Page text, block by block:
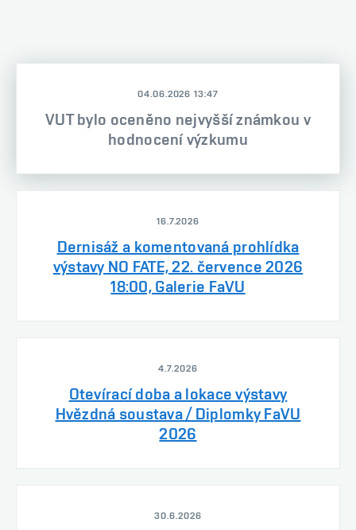
04.06.2026 13:47
VUT bylo oceněno nejvyšší známkou v
hodnocení výzkumu
16.7.2026
Dernisáž a komentovaná prohlídka
výstavy NO FATE, 22. července 2026
18:00, Galerie FaVU
4.7.2026
Otevírací doba a lokace výstavy
Hvězdná soustava / Diplomky FaVU
2026
30.6.2026